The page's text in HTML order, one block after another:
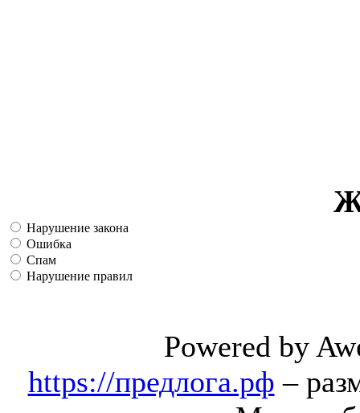
Нарушение закона
Ошибка
Спам
Нарушение правил
Powered by
https://предлога.рф –